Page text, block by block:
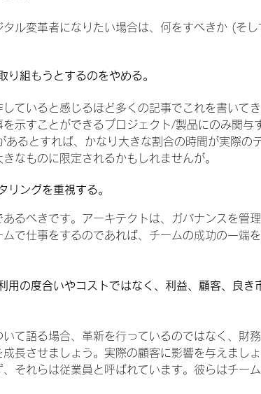
ル変革者になりたい場合は、何をすべきか (そし
組もうとするのをやめる。
ていると感じるほど多くの記事でこれを書いて
示すことができるプロジェクト/製品にのみ関与
あるとすれば、かなり大きな割合の時間が実際の
なものに限定されるかもしれませんが。
ングを重視する。
るべきです。アーキテクトは、ガバナンスを管
で仕事をするのであれば、チームの成功の一端
用の度合いやコストではなく、利益、顧客、良き
て語る場合、革新を行っているのではなく、財
長させましょう。実際の顧客に影響を与えまし
それらは従業員と呼ばれています。彼らはチー